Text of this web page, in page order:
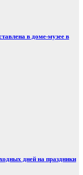
в доме-музее в
дней на праздники